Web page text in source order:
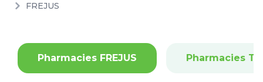
FREJUS
Pharmacies FREJUS Pharmacies